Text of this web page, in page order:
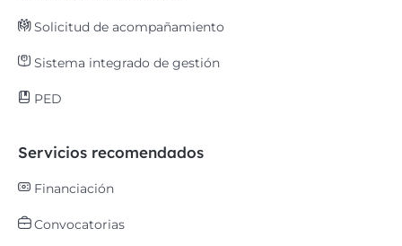
Solicitud de acompañamiento
Sistema integrado de gestión
PED
Servicios recomendados
Financiación
Convocatorias